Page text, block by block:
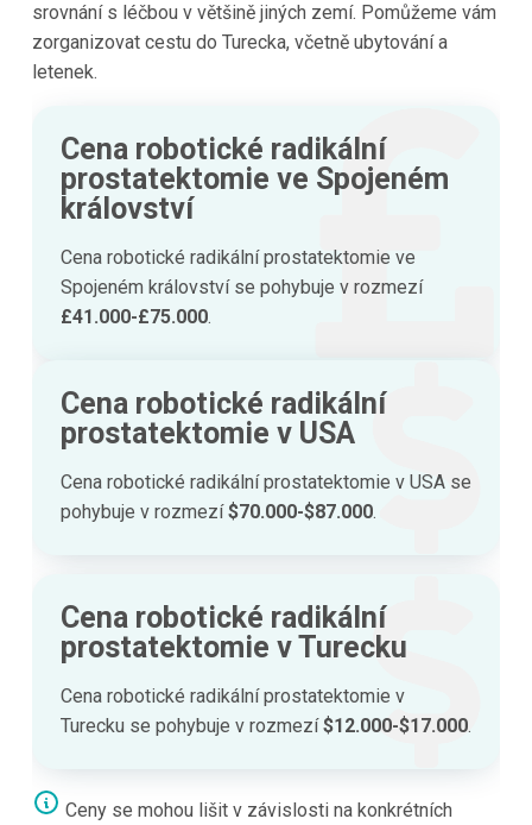
srovnání s léčbou v většině jiných zemí. Pomůžeme vám
zorganizovat cestu do Turecka, včetně ubytování a
letenek.
Cena robotické radikální
prostatektomie ve Spojeném
království
Cena robotické radikální prostatektomie ve
Spojeném království se pohybuje v rozmezí
£41.000-£75.000.
Cena robotické radikální
prostatektomie v USA
Cena robotické radikální prostatektomie v USA se
pohybuje v rozmezí$70.000-$87.000.
Cena robotické radikální
prostatektomie v Turecku
Cena robotické radikální prostatektomie v
Turecku se pohybuje v rozmezí$12.000-$17.000.
Ceny se mohou lišit v závislosti na konkrétních